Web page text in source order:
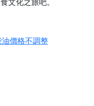
價格不調整